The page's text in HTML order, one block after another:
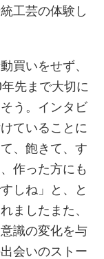
工芸の体験し
買いをせず、
先まで大切に
う。インタビ
ていることに
、飽きて、す
作った方にも
しね」と、と
ましたまた、
識の変化を与
会いのストー